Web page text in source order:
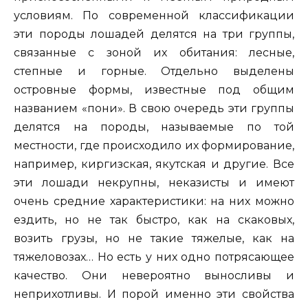
условиям. По современной классификации
эти породы лошадей делятся на три группы,
связанные с зоной их обитания: лесные,
степные и горные. Отдельно выделены
островные формы, известные под общим
названием «пони». В свою очередь эти группы
делятся на породы, называемые по той
местности, где происходило их формирование,
например, киргизская, якутская и другие. Все
эти лошади некрупны, неказисты и имеют
очень средние характеристики: на них можно
ездить, но не так быстро, как на скаковых,
возить грузы, но не такие тяжелые, как на
тяжеловозах… Но есть у них одно потрясающее
качество. Они невероятно выносливы и
неприхотливы. И порой именно эти свойства